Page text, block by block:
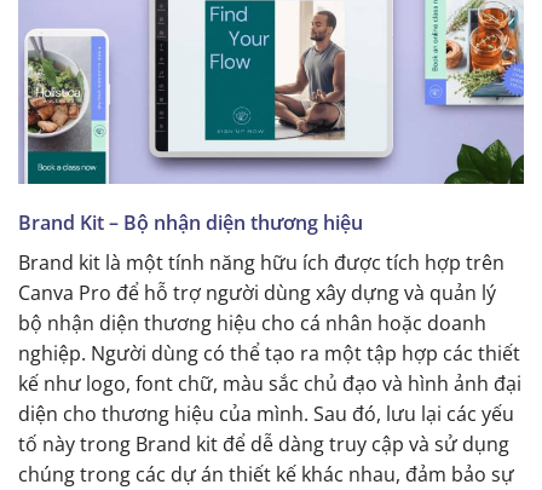
Brand Kit – Bộ nhận diện thương hiệu
Brand kit là một tính năng hữu ích được tích hợp trên
Canva Pro để hỗ trợ người dùng xây dựng và quản lý
bộ nhận diện thương hiệu cho cá nhân hoặc doanh
nghiệp. Người dùng có thể tạo ra một tập hợp các thiết
kế như logo, font chữ, màu sắc chủ đạo và hình ảnh đại
diện cho thương hiệu của mình. Sau đó, lưu lại các yếu
tố này trong Brand kit để dễ dàng truy cập và sử dụng
chúng trong các dự án thiết kế khác nhau, đảm bảo sự